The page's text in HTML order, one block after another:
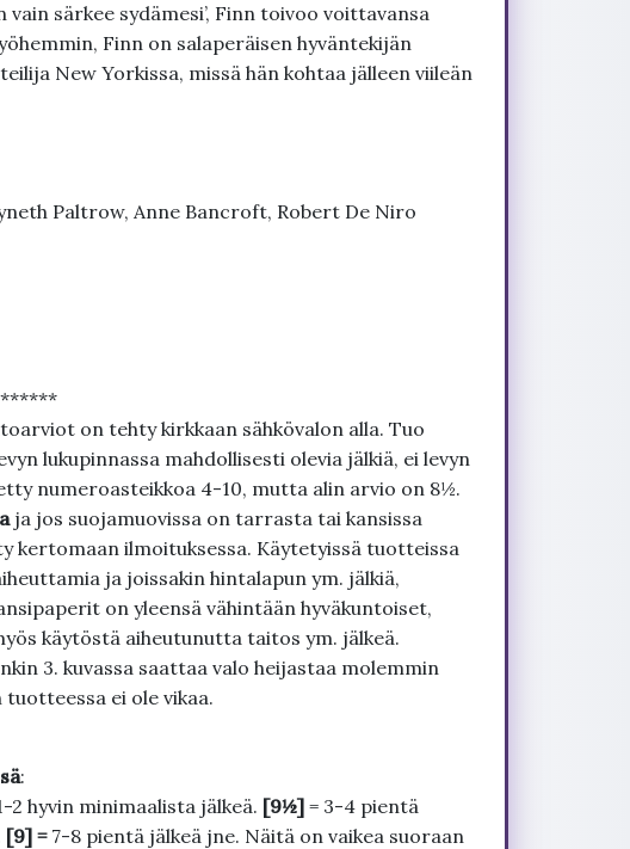
särkee sydämesi’, Finn toivoo voittavansa
Finn on salaperäisen hyväntekijän
New Yorkissa, missä hän kohtaa jälleen viileän
Paltrow, Anne Bancroft, Robert De Niro
on tehty kirkkaan sähkövalon alla. Tuo
lukupinnassa mahdollisesti olevia jälkiä, ei levyn
numeroasteikkoa 4-10, mutta alin arvio on 8½.
ja jos suojamuovissa on tarrasta tai kansissa
kertomaan ilmoituksessa. Käytetyissä tuotteissa
ja joissakin hintalapun ym. jälkiä,
on yleensä vähintään hyväkuntoiset,
käytöstä aiheutunutta taitos ym. jälkeä.
3. kuvassa saattaa valo heijastaa molemmin
ei ole vikaa.
:
2 hyvin minimaalista jälkeä. [9½]= 3-4 pientä
[9] = 7-8 pientä jälkeä jne. Näitä on vaikea suoraan